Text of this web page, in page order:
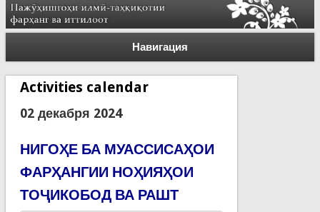
Навигация
Activities calendar
02 декабря 2024
НИГОҲЕ БА МУАССИСАҲОИ
ФАРҲАНГИИ НОҲИЯҲОИ
ТОҶИКОБОД ВА РАШТ